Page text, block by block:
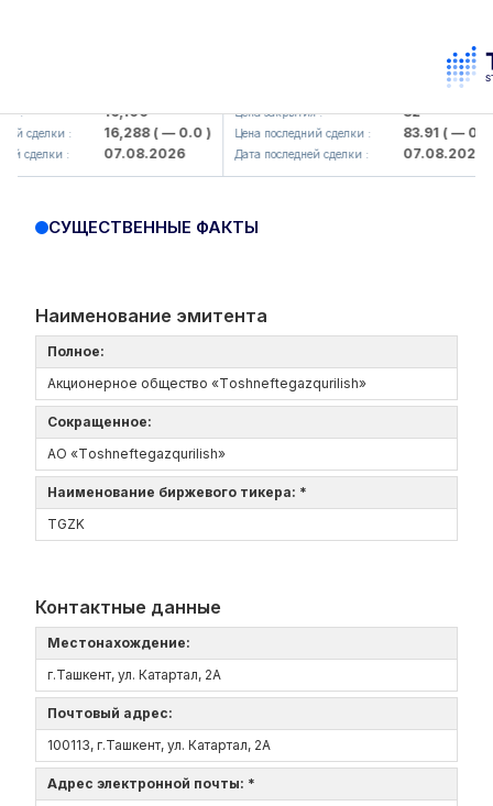
16,100
: 16,288( — 0.0 )
: 07.08.2026
KFSK (<Kafolat sug'urta
Цена закрытия : 82
Цена последний сделки : 83.91( — 0.0 )
Дата последней сделки : 07.08.2026
СУЩЕСТВЕННЫЕ ФАКТЫ
Наименование эмитента
Полное:
Акционерное общество «Tоshneftеgazqurilish»
Сокращенное:
АО «Tоshneftеgazqurilish»
Наименование биржевого тикера: *
TGZK
Контактные данные
Местонахождение:
г.Ташкент, ул. Катартал, 2А
Почтовый адрес:
100113, г.Ташкент, ул. Катартал, 2А
Адрес электронной почты: *